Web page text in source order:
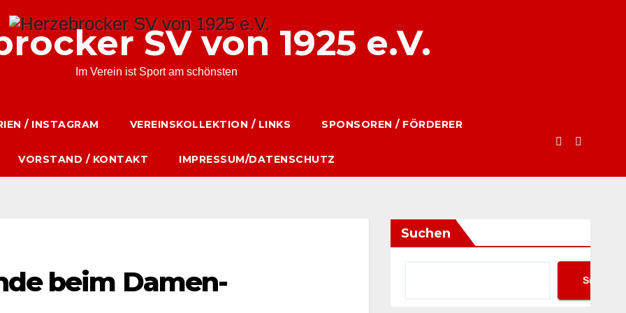
SV von 1925 e.V.
Im Verein ist Sport am schönsten
/ INSTAGRAM VEREINSKOLLEKTION / LINKS SPONSOREN / FÖRDERER
VORSTAND / KONTAKT IMPRESSUM/DATENSCHUTZ
beim Damen-
Suchen
Suchen